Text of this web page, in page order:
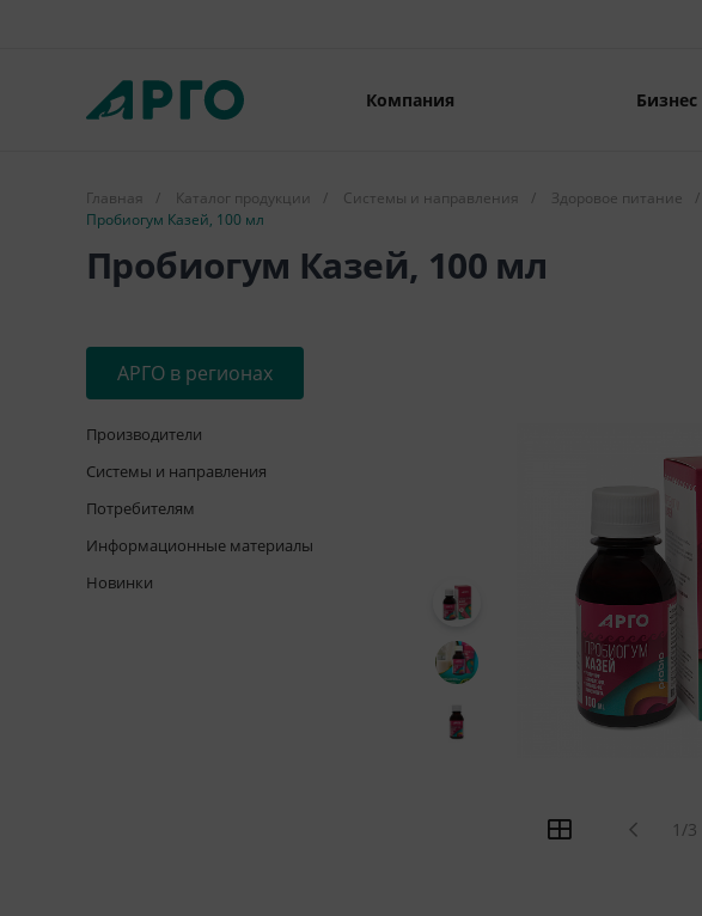
Компания Бизнес
Главная / Каталог продукции / Системы и направления / Здоровое питание /
Пробиогум Казей, 100 мл
Пробиогум Казей, 100 мл
АРГО в регионах
Производители
Системы и направления
Потребителям
Информационные материалы
Новинки
1/3